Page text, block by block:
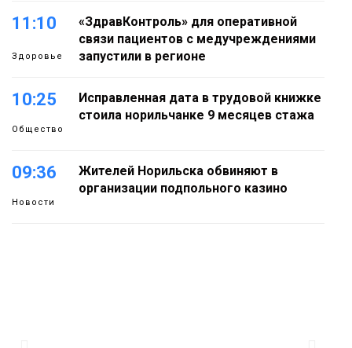
11:10
Здоровье
«ЗдравКонтроль» для оперативной
связи пациентов с медучреждениями
запустили в регионе
10:25
Общество
Исправленная дата в трудовой книжке
стоила норильчанке 9 месяцев стажа
09:36
Новости
Жителей Норильска обвиняют в
организации подпольного казино